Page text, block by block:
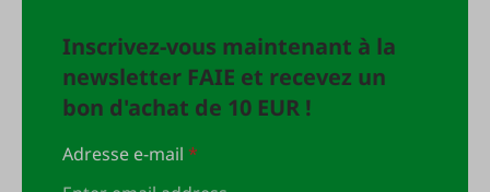
Inscrivez-vous maintenant à la
newsletter FAIE et recevez un
bon d'achat de 10 EUR !
Adresse e-mail*